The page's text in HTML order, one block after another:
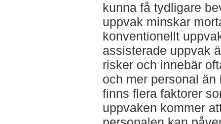
kunna få tydligare
uppvak minskar
konventionellt
assisterade uppvak
risker och innebär
och mer personal
finns flera faktorer
uppvaken kommer